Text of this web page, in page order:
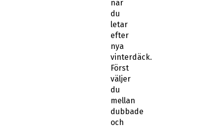
när
du
letar
efter
nya
vinterdäck.
Först
väljer
du
mellan
dubbade
och